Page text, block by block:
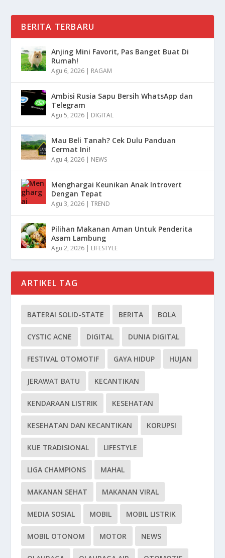
BERITA TERBARU
Anjing Mini Favorit, Pas Banget Buat Di
Rumah!
Agu 6, 2026 RAGAM
Ambisi Rusia Sapu Bersih WhatsApp dan
Telegram
Agu 5, 2026 DIGITAL
Mau Beli Tanah? Cek Dulu Panduan
Cermat Ini!
Agu 4, 2026 NEWS
Menghargai Keunikan Anak Introvert
Dengan Tepat
Agu 3, 2026 |TREND
Pilihan Makanan Aman Untuk Penderita
Asam Lambung
Agu 2, 2026 LIFESTYLE
ARTIKEL TAG
BATERAI SOLID-STATE BERITA BOLA
CYSTIC ACNE DIGITAL DUNIA DIGITAL
FESTIVAL OTOMOTIF GAYA HIDUP HUJAN
JERAWAT BATU KECANTIKAN
KENDARAAN LISTRIK KESEHATAN
KESEHATAN DAN KECANTIKAN KORUPSI
KUE TRADISIONAL LIFESTYLE
LIGA CHAMPIONS MAHAL
MAKANAN SEHAT MAKANAN VIRAL
MEDIA SOSIAL MOBIL MOBIL LISTRIK
MOBIL OTONOM MOTOR NEWS